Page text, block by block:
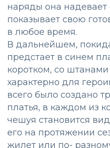
наряды она
показывает свою
в любое время.
В дальнейшем,
предстает в синем
коротком, со
характерно для
всего было создано
платья, в каждом из
чешуя становится
его на протяжении
жилет или по-